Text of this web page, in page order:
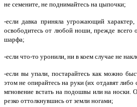
не семените, не поднимайтесь на цыпочки;
-если давка приняла угрожающий
освободитесь от любой ноши, прежде всего
шарфа;
-если что-то уронили, ни в коем случае не
-если вы упали, постарайтесь как можно
этом не опирайтесь на руки (их отдавят
мгновение встать на подошвы или на носки.
резко оттолкнувшись от земли ногами;